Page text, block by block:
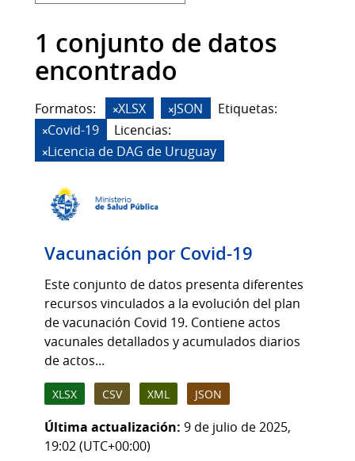
1 conjunto de datos
encontrado
Formatos: XLSX JSON
Etiquetas:
Covid-19
Licencias:
Licencia de DAG de Uruguay
Vacunación por Covid-19
Este conjunto de datos presenta diferentes
recursos vinculados a la evolución del plan
de vacunación Covid 19. Contiene actos
vacunales detallados y acumulados diarios
de actos...
XLSX CSV XML JSON
Última actualización: 9 de julio de 2025,
19:02 (UTC+00:00)